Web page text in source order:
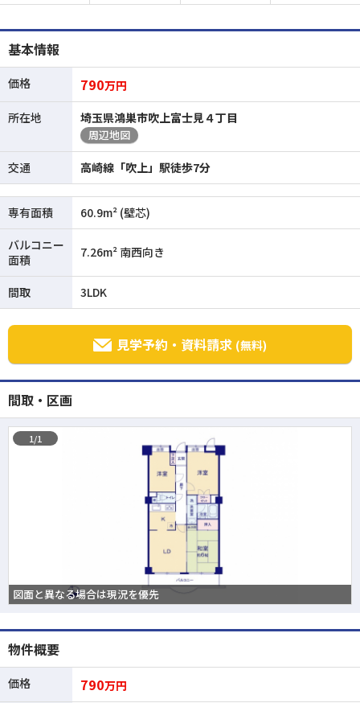
基本情報
価格 790万円
所在地
埼玉県鴻巣市吹上富士見４丁目
周辺地図
交通 高崎線「吹上」駅徒歩7分
専有面積
60.9m² (壁芯)
バルコニー
面積
7.26m² 南西向き
間取 3LDK
見学予約・資料請求 (無料)
間取・区画
図面と異なる場合は現況を優先
1/1
物件概要
価格 790万円